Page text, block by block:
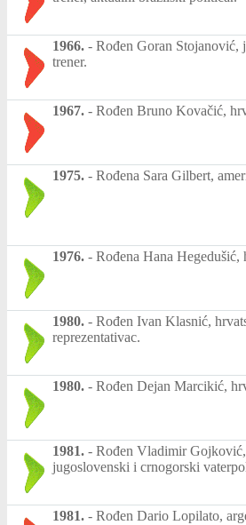
1966. - Rođen Goran Stojanović,
trener.
1967. - Rođen Bruno Kovačić,
1975. - Rođena Sara Gilbert,
1976. - Rođena Hana Hegedušić,
1980. - Rođen Ivan Klasnić,
reprezentativac.
1980. - Rođen Dejan Marcikić,
1981. - Rođen Vladimir Gojković,
jugoslovenski i crnogorski
1981. - Rođen Dario Lopilato,